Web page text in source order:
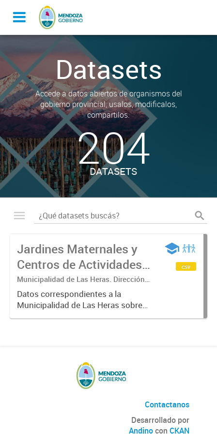
Datasets
Accede a datos abiertos de organismos del
gobierno provincial, usalos, modificalos,
compartilos.
204
DATASETS
Jardines Maternales y
Centros de Actividades
Educativas Municipio de
Las Heras
Municipalidad de Las Heras. Dirección
de Educación.
Datos correspondientes a la
Municipalidad de Las Heras sobre
Jardines Maternales en donde
csv
Contactanos
Desarrollado por
Andinocon CKAN